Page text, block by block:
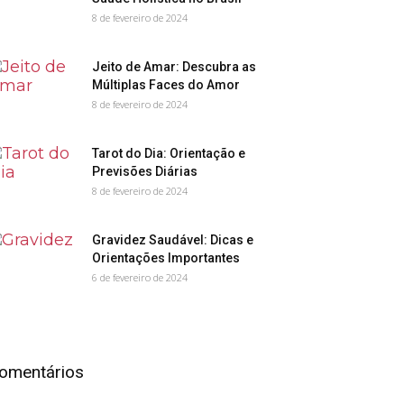
8 de fevereiro de 2024
Jeito de Amar: Descubra as
Múltiplas Faces do Amor
8 de fevereiro de 2024
Tarot do Dia: Orientação e
Previsões Diárias
8 de fevereiro de 2024
Gravidez Saudável: Dicas e
Orientações Importantes
6 de fevereiro de 2024